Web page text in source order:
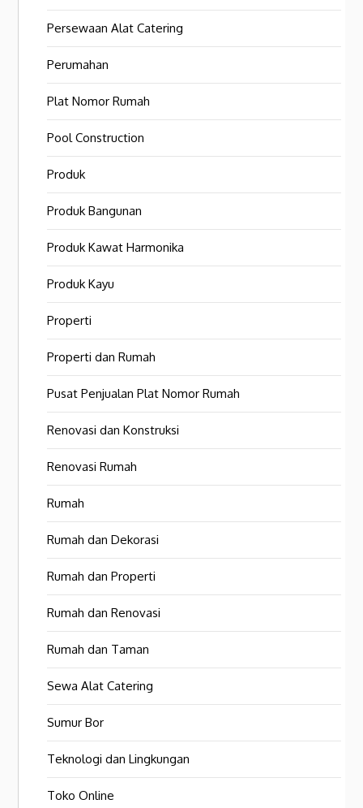
Persewaan Alat Catering
Perumahan
Plat Nomor Rumah
Pool Construction
Produk
Produk Bangunan
Produk Kawat Harmonika
Produk Kayu
Properti
Properti dan Rumah
Pusat Penjualan Plat Nomor Rumah
Renovasi dan Konstruksi
Renovasi Rumah
Rumah
Rumah dan Dekorasi
Rumah dan Properti
Rumah dan Renovasi
Rumah dan Taman
Sewa Alat Catering
Sumur Bor
Teknologi dan Lingkungan
Toko Online